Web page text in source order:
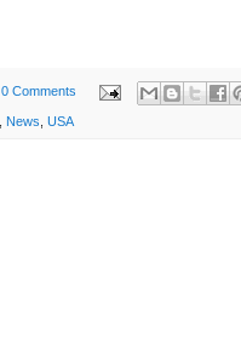
0 Comments
News USA